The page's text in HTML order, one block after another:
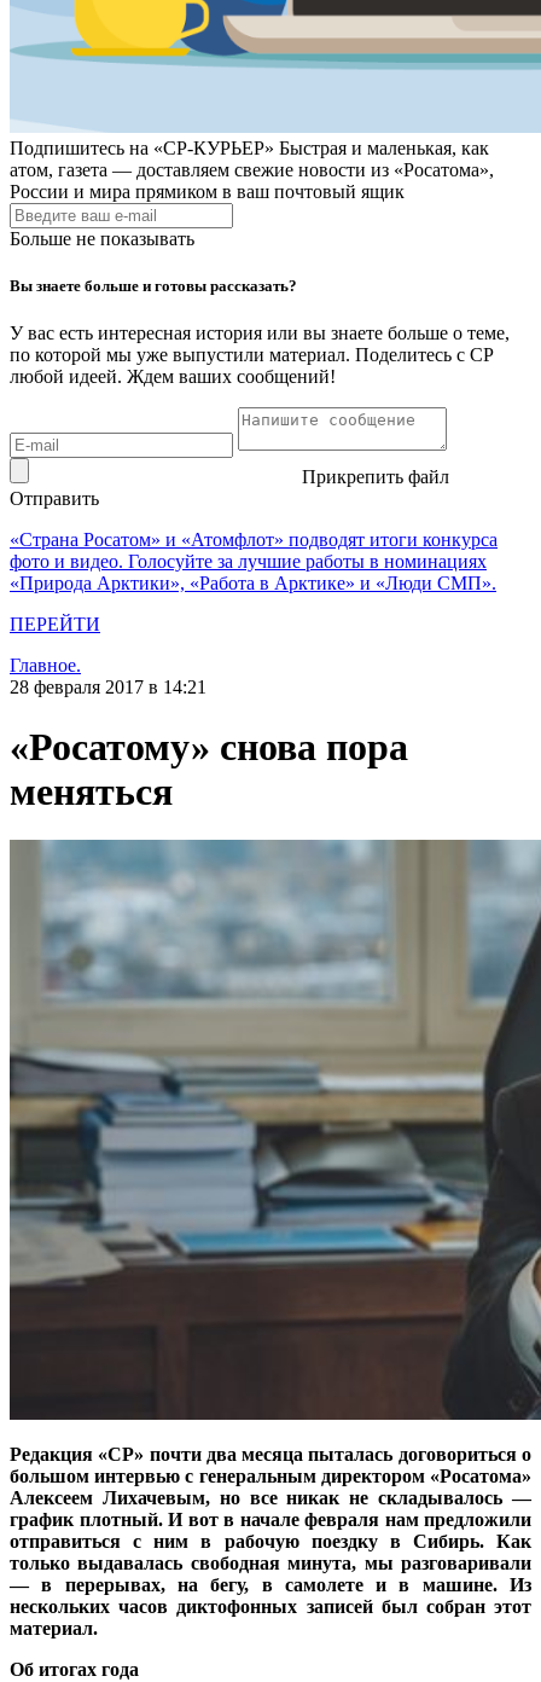
Подпишитесь на «СР-КУРЬЕР» Быстрая и маленькая, как
атом, газета — доставляем свежие новости из «Росатома»,
России и мира прямиком в ваш почтовый ящик
Больше не показывать
Вы знаете больше и готовы рассказать?
У вас есть интересная история или вы знаете больше о теме,
по которой мы уже выпустили материал. Поделитесь с СР
любой идеей. Ждем ваших сообщений!
Прикрепить файл
Отправить
«Страна Росатом» и «Атомфлот» подводят итоги конкурса
фото и видео. Голосуйте за лучшие работы в номинациях
«Природа Арктики», «Работа в Арктике» и «Люди СМП».
ПЕРЕЙТИ
Главное.
28 февраля 2017 в 14:21
«Росатому» снова пора
меняться
Редакция «СР» почти два месяца пыталась договориться о
боль­шом интервью с генеральным директором «Росатома»
Алек­сеем Лихачевым, но все никак не складывалось —
график плот­ный. И вот в начале февраля нам предложили
отправиться с ним в рабочую поездку в Сибирь. Как
только выдавалась свободная минута, мы разговаривали
— в перерывах, на бегу, в самолете и в машине. Из
нескольких часов диктофонных записей был со­бран этот
материал.
Об итогах года